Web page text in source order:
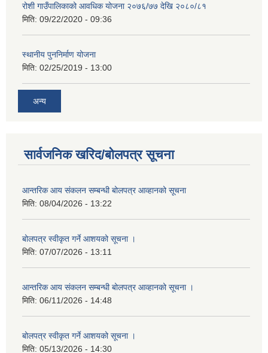
रोशी गाउँपालिकाको आवधिक योजना २०७६/७७ देखि २०८०/८१
मिति: 09/22/2020 - 09:36
स्थानीय पुननिर्माण योजना
मिति: 02/25/2019 - 13:00
अन्य
सार्वजनिक खरिद/बोलपत्र सूचना
आन्तरिक आय संकलन सम्बन्धी बोलपत्र आव्हानको सूचना
मिति: 08/04/2026 - 13:22
बोलपत्र स्वीकृत गर्ने आशयको सूचना ।
मिति: 07/07/2026 - 13:11
आन्तरिक आय संकलन सम्बन्धी बोलपत्र आव्हानको सूचना ।
मिति: 06/11/2026 - 14:48
बोलपत्र स्वीकृत गर्ने आशयको सूचना ।
मिति: 05/13/2026 - 14:30